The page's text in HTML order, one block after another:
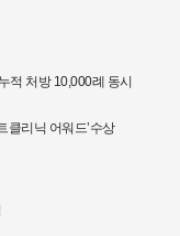
적 처방 10,000례 동시
클리닉 어워드’수상